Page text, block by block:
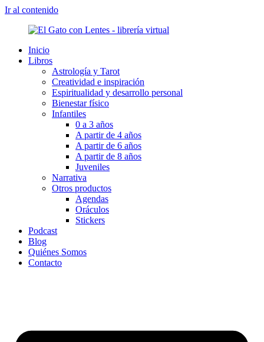
Ir al contenido
Inicio
Libros
Astrología y Tarot
Creatividad e inspiración
Espiritualidad y desarrollo personal
Bienestar físico
Infantiles
0 a 3 años
A partir de 4 años
A partir de 6 años
A partir de 8 años
Juveniles
Narrativa
Otros productos
Agendas
Oráculos
Stickers
Podcast
Blog
Quiénes Somos
Contacto